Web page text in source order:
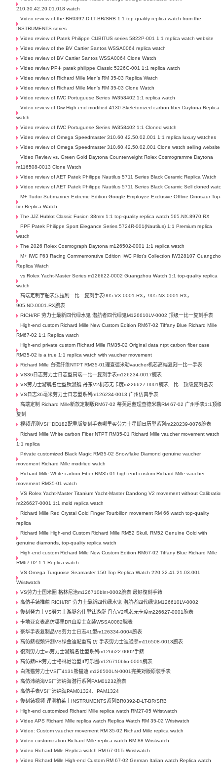
210.30.42.20.01.018 watch
Video review of the BR0392-D-LT-BR/SRB 1:1 top-quality replica watch from the
INSTRUMENTS series
Video review of Patek Philippe CUBITUS series 5822P-001 1:1 replica watch website
Video review of the BV Cartier Santos WSSA0064 replica watch
Video review of BV Cartier Santos WSSA0064 Clone Watch
Video review PP➕ patek philippe Classic 5226G-001 1:1 replica watch
Video review of Richard Mille Men's RM 35-03 Replica Watch
Video review of Richard Mille Men's RM 35-03 Clone Watch
Video review of IWC Portuguese Series IW358402 1:1 replica watch
Video review of Diw High-end modified 4130 Skeletonized carbon fiber Daytona Replica
watch
Video review of IWC Portuguese Series IW358402 1:1 Cloned watch
Video review of Omega Speedmaster 310.60.42.50.02.001 1:1 replica luxury watches
Video review of Omega Speedmaster 310.60.42.50.02.001 Clone watch selling website
Video Review vs. Green Gold Daytona Counterweight Rolex Cosmogramme Daytona
m116508-0013 Clone Watch
Video review of AET Patek Philippe Nautilus 5711 Series Black Ceramic Replica Watch
Video review of AET Patek Philippe Nautilus 5711 Series Black Ceramic Sell cloned
M+ Tudor Submariner Extreme Edition Google Employee Exclusive Offline Dinosaur
tier Replica Watch
The JJZ Hublot Classic Fusion 38mm 1:1 top-quality replica watch 565.NX.8970.RX
PPF Patek Philippe Sport Elegance Series 5724R-001(Nautilus) 1:1 Premium replica
watch
The 2026 Rolex Cosmograph Daytona m126502-0001 1:1 replica watch
M+ IWC F63 Racing Commemorative Edition IWC Pilot's Collection IW328107
Replica Watch
vs Rolex Yacht-Master Series m126622-0002 Guangzhou Watch 1:1 top-quality replica
watch
高端定制宇舶表法拉利一比一复刻手表905.VX.0001.RX，905.NX.0001.RX，
905.ND.0001.RX腕表
RICH/RF 劳力士最新四代绿水鬼 潜航者四代绿鬼M126610LV-0002 顶级一比一复刻手表
High-end custom Richard Mille New Custom Edition RM67-02 Tiffany Blue Richard Mille
RM67-02 1:1 Replica watch
High-end private custom Richard Mille RM35-02 Original data ntpt carbon fiber case
RM35-02 is a true 1:1 replica watch with vaucher movement
Richard Mille 白碳纤维NTPT RM35-01理查德米勒vaucher机芯高端复刻一比一手表
VS36日志劳力士日志型高端一比一复刻手表m126234-0017腕表
VS劳力士游艇名仕型钛游艇 丹东V2机芯无卡度m226627-0001腕表一比一顶级复刻名表
VS日志36毫米劳力士日志型系列m126234-0013 广州仿真手表
高端定制 Richard Mille新款定制版RM67-02 蒂芙尼蓝理查德米勒RM 67-02 广州手表1:1顶
复刻
视频评测VS厂DD182配重版复刻手表哪里买劳力士星期日历型系列m228239-0076腕表
Richard Mille White carbon Fiber NTPT RM35-01 Richard Mille vaucher movement watch
1:1 replica
Private customized Black Magic RM35-02 Snowflake Diamond genuine vaucher
movement Richard Mille modified watch
Richard Mille White carbon Fiber RM35-01 high-end custom Richard Mille vaucher
movement RM35-01 watch
VS Rolex Yacht-Master Titanium Yacht-Master Dandong V2 movement without
m226627-0001 1:1 mold replica watch
Richard Mille Red Crystal Gold Finger Tourbillon movement RM 66 watch top-quality
replica
Richard Mille High-end Custom Richard Mille RM52 Skull, RM52 Genuine Gold with
genuine diamonds, top-quality replica watch
High-end custom Richard Mille New Custom Edition RM67-02 Tiffany Blue Richard Mille
RM67-02 1:1 Replica watch
VS Omega Turquoise Seamaster 150 Top Replica Watch 220.32.41.21.03.001
Wristwatch
VS劳力士国米圈 格林尼治m126710blnr-0002腕表 最好復刻手錶
高仿手錶推薦 RICH/RF 劳力士最新四代绿水鬼 潜航者四代绿鬼M126610LV-0002
復刻勞力士VS勞力士游艇名仕型钛游艇 丹东V2机芯无卡度m226627-0001腕表
卡地亚女表高仿哪里DR山度士女装WSSA0082腕表
豪华手表复制品VS劳力士日志41型m126334-0004腕表
高仿錶视频评测VS绿金迪配重高 仿 手表勞力士迪通拿m116508-0013腕表
復刻勞力士vs劳力士游艇名仕型系列m126622-0002手錶
高仿錶ER劳力士格林尼治型II可乐圈m126710blro-0001腕表
白熊猫劳力士VS厂4131熊猫迪 m126500LN-0001完美对版原装手表
高仿沛纳海VS厂沛纳海潜行系列PAM01232腕表
高仿手表VS厂沛纳海PAM01324、PAM1324
復刻錶视频 评测柏莱士INSTRUMENTS系列BR0392-D-LT-BR/SRB
High-end customized Richard Mille replica watch RM27-05 Wristwatch
Video APS Richard Mille replica watch Replica Watch RM 35-02 Wristwatch
Video: Custom vaucher movement RM 35-02 Richard Mille replica watch
Video customization Richard Mille replica watch RM 88 Wristwatch
Video Richard Mille Replica watch RM 67-01Ti Wristwatch
Video Richard Mille High-end Custom RM 67-02 German Italian watch Replica watch